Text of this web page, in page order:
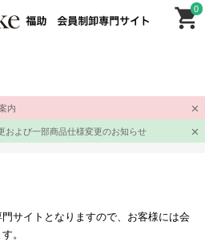
内
および一部商品仕様変更のお知らせ
0
サイトとなりますので、お客様には会
。